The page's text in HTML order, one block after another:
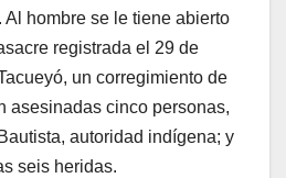
hombre se le tiene abierto
registrada el 29 de
un corregimiento de
asesinadas cinco personas,
autoridad indígena; y
seis heridas.